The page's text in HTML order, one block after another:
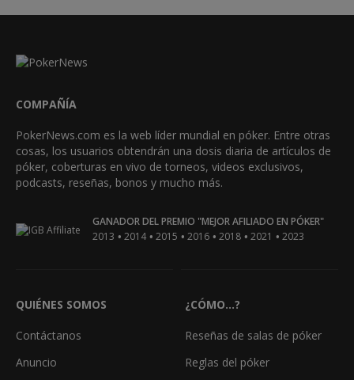
COMPAÑÍA
PokerNews.com es la web líder mundial en póker. Entre otras
cosas, los usuarios obtendrán una dosis diaria de artículos de
póker, coberturas en vivo de torneos, videos exclusivos,
podcasts, reseñas, bonos y mucho más.
GANADOR DEL PREMIO "MEJOR AFILIADO EN PÓKER"
2013 • 2014 • 2015 • 2016 • 2018 • 2021 • 2023
QUIÉNES SOMOS
Contáctanos
Anuncio
¿CÓMO...?
Reseñas de salas de póker
Reglas del póker